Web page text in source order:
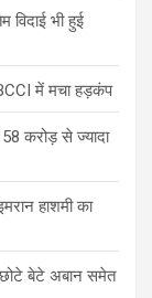
विदाई भी हुई
BCCI में मचा हड़कंप
करोड़ से ज्यादा
हाशमी का
बेटे अबान समेत